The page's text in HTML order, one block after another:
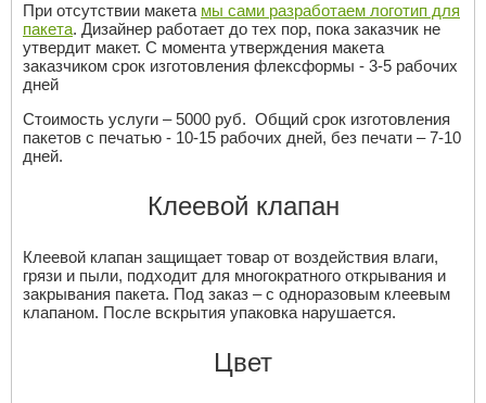
При отсутствии макета мы сами разработаем логотип для
пакета. Дизайнер работает до тех пор, пока заказчик не
утвердит макет. С момента утверждения макета
заказчиком срок изготовления флексформы - 3-5 рабочих
дней
Стоимость услуги – 5000 руб. Общий срок изготовления
пакетов с печатью - 10-15 рабочих дней, без печати – 7-10
дней.
Клеевой клапан
Клеевой клапан защищает товар от воздействия влаги,
грязи и пыли, подходит для многократного открывания и
закрывания пакета. Под заказ – с одноразовым клеевым
клапаном. После вскрытия упаковка нарушается.
Цвет